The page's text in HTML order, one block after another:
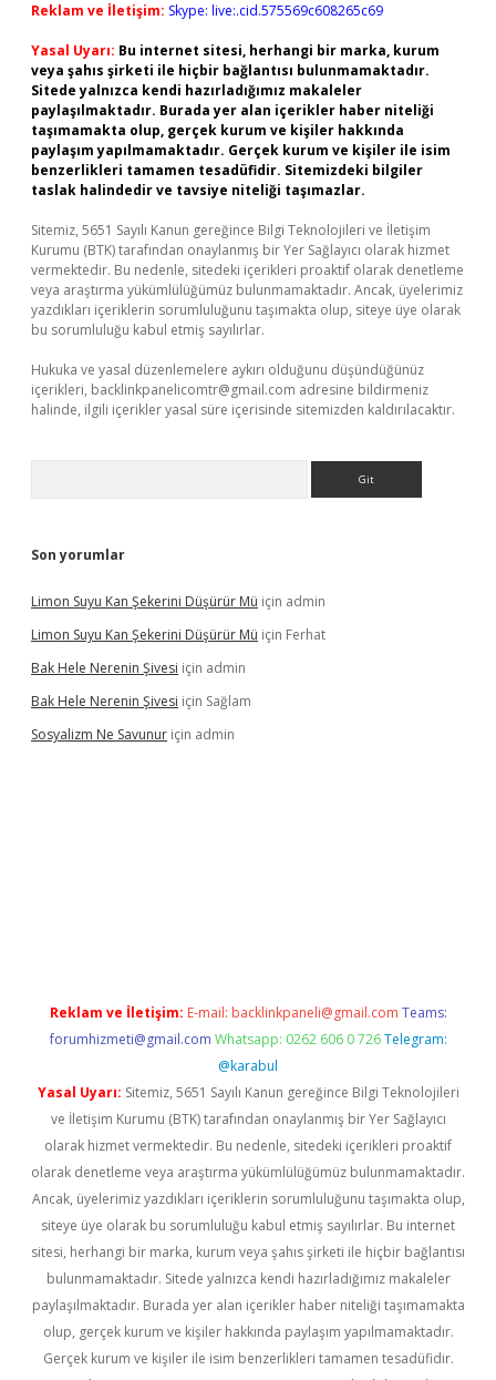
Reklam ve İletişim: Skype: live:.cid.575569c608265c69
Yasal Uyarı: Bu internet sitesi, herhangi bir marka, kurum
veya şahıs şirketi ile hiçbir bağlantısı bulunmamaktadır.
Sitede yalnızca kendi hazırladığımız makaleler
paylaşılmaktadır. Burada yer alan içerikler haber niteliği
taşımamakta olup, gerçek kurum ve kişiler hakkında
paylaşım yapılmamaktadır. Gerçek kurum ve kişiler ile isim
benzerlikleri tamamen tesadüfidir. Sitemizdeki bilgiler
taslak halindedir ve tavsiye niteliği taşımazlar.
Sitemiz, 5651 Sayılı Kanun gereğince Bilgi Teknolojileri ve İletişim
Kurumu (BTK) tarafından onaylanmış bir Yer Sağlayıcı olarak hizmet
vermektedir. Bu nedenle, sitedeki içerikleri proaktif olarak denetleme
veya araştırma yükümlülüğümüz bulunmamaktadır. Ancak, üyelerimiz
yazdıkları içeriklerin sorumluluğunu taşımakta olup, siteye üye olarak
bu sorumluluğu kabul etmiş sayılırlar.
Hukuka ve yasal düzenlemelere aykırı olduğunu düşündüğünüz
içerikleri, backlinkpanelicomtr@gmail.com adresine bildirmeniz
halinde, ilgili içerikler yasal süre içerisinde sitemizden kaldırılacaktır.
Son yorumlar
Limon Suyu Kan Şekerini Düşürür Mü için admin
Limon Suyu Kan Şekerini Düşürür Mü için Ferhat
Bak Hele Nerenin Şivesi için admin
Bak Hele Nerenin Şivesi için Sağlam
Sosyalizm Ne Savunur için admin
Reklam ve İletişim: E-mail: backlinkpaneli@gmail.com Teams:
forumhizmeti@gmail.com Whatsapp: 0262 606 0 726 Telegram:
@karabul
Yasal Uyarı: Sitemiz, 5651 Sayılı Kanun gereğince Bilgi Teknolojileri
ve İletişim Kurumu (BTK) tarafından onaylanmış bir Yer Sağlayıcı
olarak hizmet vermektedir. Bu nedenle, sitedeki içerikleri proaktif
olarak denetleme veya araştırma yükümlülüğümüz bulunmamaktadır.
Ancak, üyelerimiz yazdıkları içeriklerin sorumluluğunu taşımakta olup,
siteye üye olarak bu sorumluluğu kabul etmiş sayılırlar. Bu internet
sitesi, herhangi bir marka, kurum veya şahıs şirketi ile hiçbir bağlantısı
bulunmamaktadır. Sitede yalnızca kendi hazırladığımız makaleler
paylaşılmaktadır. Burada yer alan içerikler haber niteliği taşımamakta
olup, gerçek kurum ve kişiler hakkında paylaşım yapılmamaktadır.
Gerçek kurum ve kişiler ile isim benzerlikleri tamamen tesadüfidir.